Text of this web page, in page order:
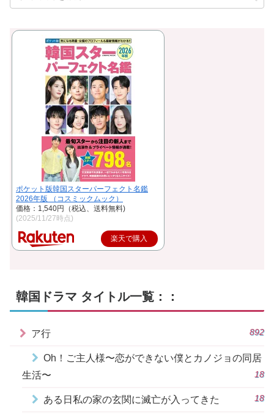
ポケット版韓国スターパーフェクト名鑑
2026年版 （コスミックムック）
価格：1,540円（税込、送料無料)
(2025/11/27時点)
楽天で購入
韓国ドラマ タイトル一覧：：
ア行 892
Oh！ご主人様〜恋ができない僕とカノジョの同居
生活〜
18
ある日私の家の玄関に滅亡が入ってきた 18